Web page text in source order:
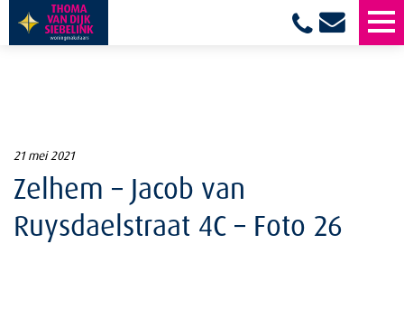
21 mei 2021
Zelhem – Jacob van
Ruysdaelstraat 4C – Foto 26